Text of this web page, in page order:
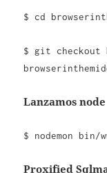
$ cd
$ git checkout
Lanzamos node
$ nodemon bin/
Proxified